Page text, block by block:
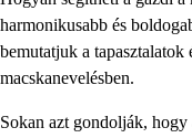
harmonikusabb és
bemutatjuk a tapasztalatok
macskanevelésben.
Sokan azt gondolják, hogy